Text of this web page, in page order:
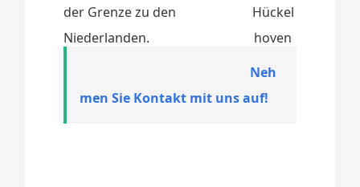
der Grenze zu den
Niederlanden.
Neh
men Sie Kontakt mit uns auf!